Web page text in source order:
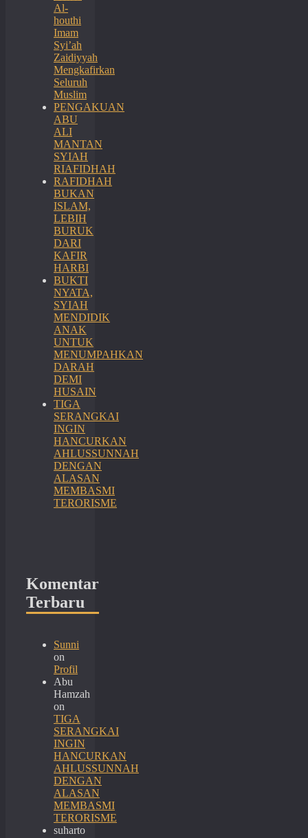
Al-
houthi
Imam
Syi’ah
Zaidiyyah
Mengkafirkan
Seluruh
Muslim
PENGAKUAN
ABU
ALI
MANTAN
SYIAH
RIAFIDHAH
RAFIDHAH
BUKAN
ISLAM,
LEBIH
BURUK
DARI
KAFIR
HARBI
BUKTI
NYATA,
SYIAH
MENDIDIK
ANAK
UNTUK
MENUMPAHKAN
DARAH
DEMI
HUSAIN
TIGA
SERANGKAI
INGIN
HANCURKAN
AHLUSSUNNAH
DENGAN
ALASAN
MEMBASMI
TERORISME
Komentar
Terbaru
Sunni
on
Profil
Abu
Hamzah
on
TIGA
SERANGKAI
INGIN
HANCURKAN
AHLUSSUNNAH
DENGAN
ALASAN
MEMBASMI
TERORISME
suharto